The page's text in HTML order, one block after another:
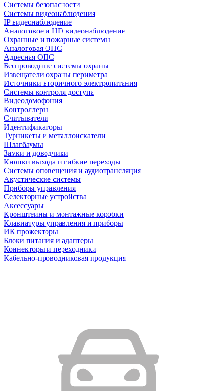
Системы безопасности
Системы видеонаблюдения
IP видеонаблюдение
Аналоговое и HD видеонаблюдение
Охранные и пожарные системы
Аналоговая ОПС
Адресная ОПС
Беспроводные системы охраны
Извещатели охраны периметра
Источники вторичного электропитания
Системы контроля доступа
Видеодомофония
Контроллеры
Считыватели
Идентификаторы
Турникеты и металлоискатели
Шлагбаумы
Замки и доводчики
Кнопки выхода и гибкие переходы
Системы оповещения и аудиотрансляция
Акустические системы
Приборы управления
Селекторные устройства
Аксессуары
Кронштейны и монтажные коробки
Клавиатуры управления и приборы
ИК прожекторы
Блоки питания и адаптеры
Коннекторы и переходники
Кабельно-проводниковая продукция